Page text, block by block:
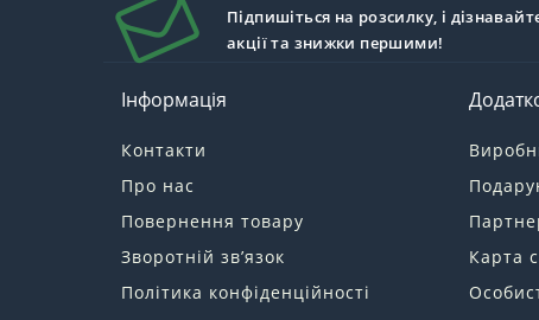
Підпишіться на розсилку, і
акції та знижки першими!
Інформація
Контакти
Про нас
Повернення товару
Зворотній зв’язок
Політика конфіденційності
Карта